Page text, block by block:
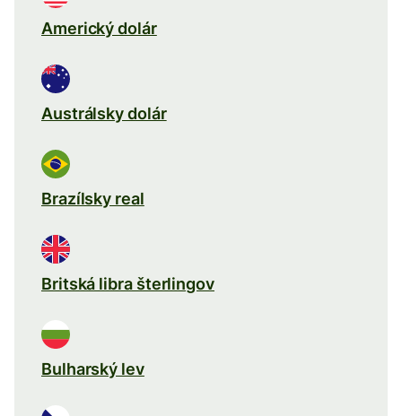
Americký dolár
Austrálsky dolár
Brazílsky real
Britská libra šterlingov
Bulharský lev